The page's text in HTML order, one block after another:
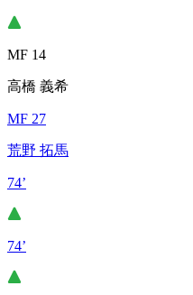
MF 14
高橋 義希
MF 27
荒野 拓馬
74’
74’